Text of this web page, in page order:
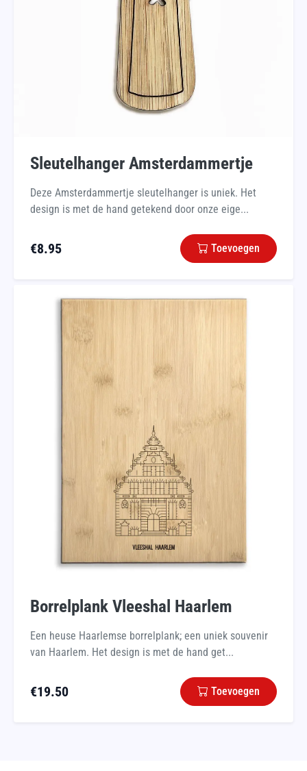
Sleutelhanger Amsterdammertje
Deze Amsterdammertje sleutelhanger is uniek. Het
design is met de hand getekend door onze eige...
€8.95 Toevoegen
Borrelplank Vleeshal Haarlem
Een heuse Haarlemse borrelplank; een uniek souvenir
van Haarlem. Het design is met de hand get...
€19.50 Toevoegen